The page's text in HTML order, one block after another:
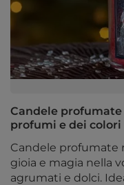
Candele
profumi e dei colori
Candele profumate
gioia e magia nella
agrumati e dolci.